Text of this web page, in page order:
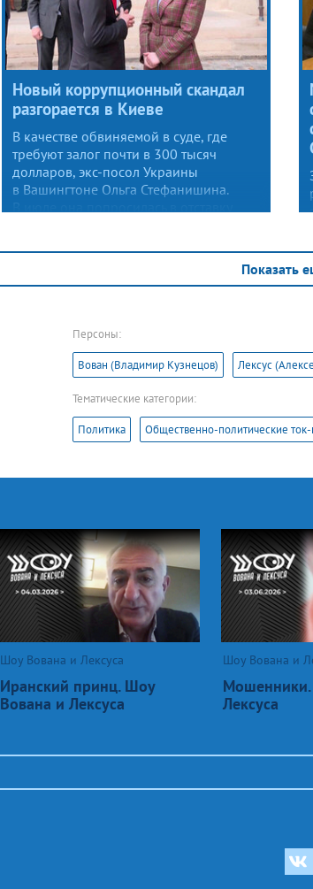
Новый коррупционный скандал
разгорается в Киеве
В качестве обвиняемой в суде, где
требуют залог почти в 300 тысяч
долларов, экс-посол Украины
в Вашингтоне Ольга Стефанишина.
Показать
Персоны:
Вован (Владимир Кузнецов) Лексус
Тематические категории:
Политика Общественно-политические
Шоу Вована и Лексуса
Иранский принц. Шоу
Вована и Лексуса
Шоу Вована и
Лексуса